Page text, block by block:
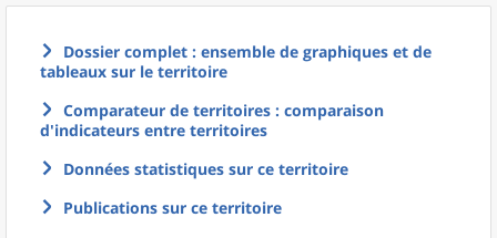
Dossier complet : ensemble de graphiques et de
tableaux sur le territoire
Comparateur de territoires : comparaison
d'indicateurs entre territoires
Données statistiques sur ce territoire
Publications sur ce territoire